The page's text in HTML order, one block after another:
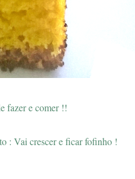
fazer e comer !!
: Vai crescer e ficar fofinho !